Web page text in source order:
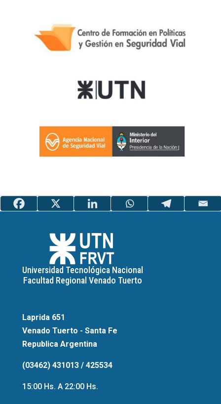
Universidad Tecnológica Nacional
Facultad Regional Venado Tuerto
Laprida 651
Venado Tuerto - Santa Fe
Republica Argentina
(03462) 431013 / 425534
15:00 Hs. A 22:00 Hs.